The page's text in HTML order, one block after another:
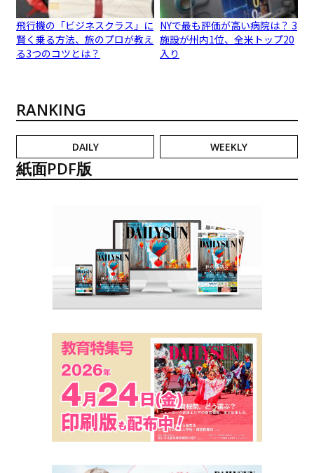
飛行機の「ビジネスクラス」に
賢く乗る方法、旅のプロが教え
る3つのコツとは？
NYで最も評価が高い病院は？ 3
施設が州内1位、全米トップ20
入り
RANKING
DAILY WEEKLY
紙面PDF版